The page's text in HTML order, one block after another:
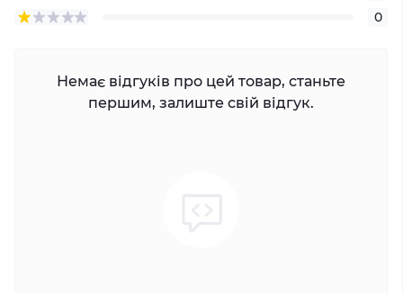
0
Немає відгуків про цей товар, станьте
першим, залиште свій відгук.